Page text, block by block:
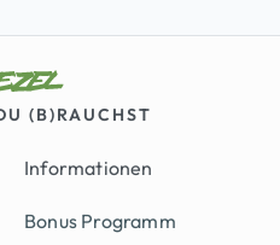
(B)RAUCHST
Informationen
Bonus Programm